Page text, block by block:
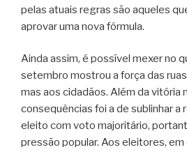
pelas atuais regras são aqueles
aprovar uma nova fórmula.
Ainda assim, é possível mexer no
setembro mostrou a força das
mas aos cidadãos. Além da vitória
consequências foi a de sublinhar a
eleito com voto majoritário,
pressão popular. Aos eleitores,